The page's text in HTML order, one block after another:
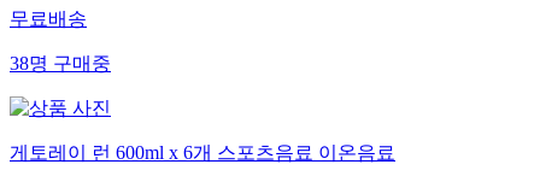
무료배송
38명구매중
게토레이 런 600ml x 6개 스포츠음료 이온음료